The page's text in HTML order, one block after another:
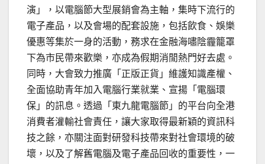
演」，以電腦節大型展銷會為主軸，集時下流行的
電子產品，以及會場的配套設施，包括飲食、娛樂
優惠等集於一身的活動，務求在金融海嘯陰霾籠罩
下為市民帶來歡樂，亦成為假期消閒熱門好去處。
同時，大會致力推廣「正版正貨」維護知識產權、
全面協助青年加入電腦行業就業、宣揚「電腦環
保」的訊息。透過「東九龍電腦節」的平台向全港
消費者灌輸社會責任，讓大家取得最新穎的資訊科
技之餘，亦關注面對研發科技帶來對社會環境的破
壞，以及了解舊電腦及電子產品回收的重要性，一